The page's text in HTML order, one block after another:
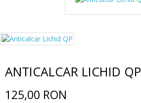
ANTICALCAR LICHID QP
125,00 RON